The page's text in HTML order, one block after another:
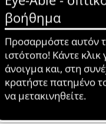
Στο καλάθι